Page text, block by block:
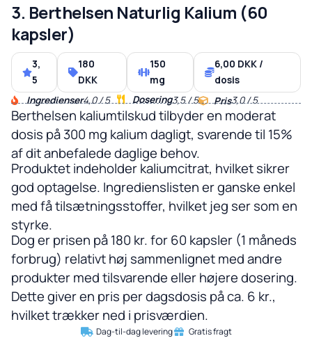
3. Berthelsen Naturlig Kalium (60
kapsler)
3,
5
180
DKK
150
mg
6,00 DKK /
dosis
Ingredienser4,0 / 5 Dosering3,5 / 5 Pris3,0 / 5
Berthelsen kaliumtilskud tilbyder en moderat
dosis på 300 mg kalium dagligt, svarende til 15%
af dit anbefalede daglige behov.
Produktet indeholder kaliumcitrat, hvilket sikrer
god optagelse. Ingredienslisten er ganske enkel
med få tilsætningsstoffer, hvilket jeg ser som en
styrke.
Dog er prisen på 180 kr. for 60 kapsler (1 måneds
forbrug) relativt høj sammenlignet med andre
produkter med tilsvarende eller højere dosering.
Dette giver en pris per dagsdosis på ca. 6 kr.,
hvilket trækker ned i prisværdien.
Dag-til-dag levering Gratis fragt